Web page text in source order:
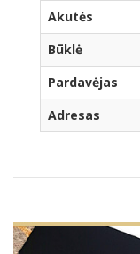
Akutės
Būklė
Pardavėjas
Adresas